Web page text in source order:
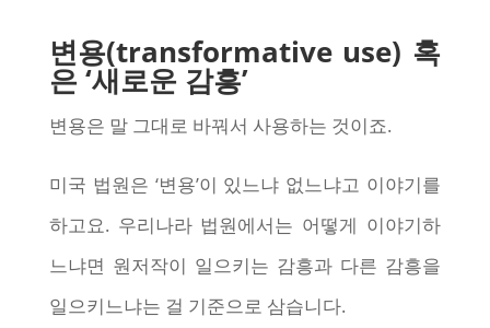
변용(transformative use) 혹
은 ‘새로운 감흥’
변용은 말 그대로 바꿔서 사용하는 것이죠.
미국 법원은 ‘변용’이 있느냐 없느냐고 이야기를
하고요. 우리나라 법원에서는 어떻게 이야기하
느냐면 원저작이 일으키는 감흥과 다른 감흥을
일으키느냐는 걸 기준으로 삼습니다.